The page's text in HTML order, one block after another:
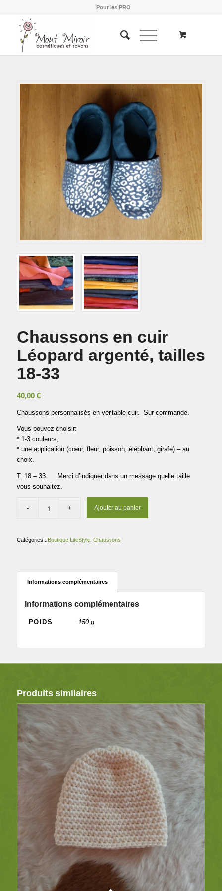
Pour les PRO
Chaussons en cuir
Léopard argenté, tailles
18-33
40,00 €
Chaussons personnalisés en véritable cuir. Sur commande.
Vous pouvez choisir:
* 1-3 couleurs,
* une application (cœur, fleur, poisson, éléphant, girafe) – au
choix.
T. 18 – 33. Merci d’indiquer dans un message quelle taille
vous souhaitez.
Ajouter au panier
Catégories : Boutique LifeStyle, Chaussons
Informations complémentaires
Informations complémentaires
POIDS 150 g
Produits similaires